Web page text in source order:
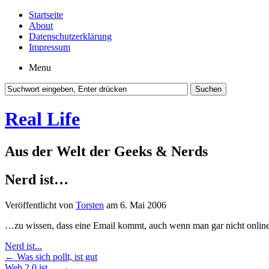
Startseite
About
Datenschutzerklärung
Impressum
Menu
Real Life
Aus der Welt der Geeks & Nerds
Nerd ist…
Veröffentlicht von Torsten am 6. Mai 2006
…zu wissen, dass eine Email kommt, auch wenn man gar nicht
Nerd ist...
← Was sich pollt, ist gut